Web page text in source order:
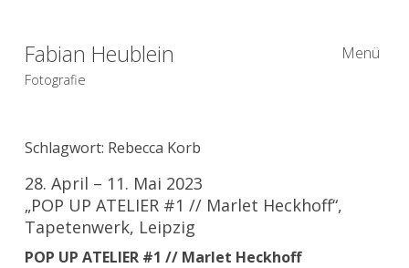
Fabian Heublein
Fotografie
Menü
Schlagwort: Rebecca Korb
28. April – 11. Mai 2023
„POP UP ATELIER #1 // Marlet Heckhoff“,
Tapetenwerk, Leipzig
POP UP ATELIER #1 // Marlet Heckhoff